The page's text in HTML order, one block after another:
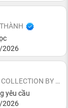
KHÁCH SẠN LA FESTA PHU QUOC, CURIO COLLECTION BY HILTON - TỌA LẠC THỊ TRẤN HOÀNG HÔN, AN THỚI, ĐẶC KHU PHÚ QUỐC
yêu cầu